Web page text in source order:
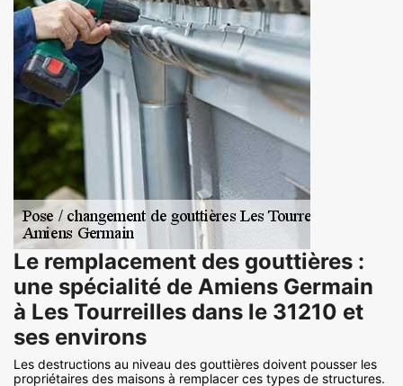
Le remplacement des gouttières :
une spécialité de Amiens Germain
à Les Tourreilles dans le 31210 et
ses environs
Les destructions au niveau des gouttières doivent pousser les
propriétaires des maisons à remplacer ces types de structures.